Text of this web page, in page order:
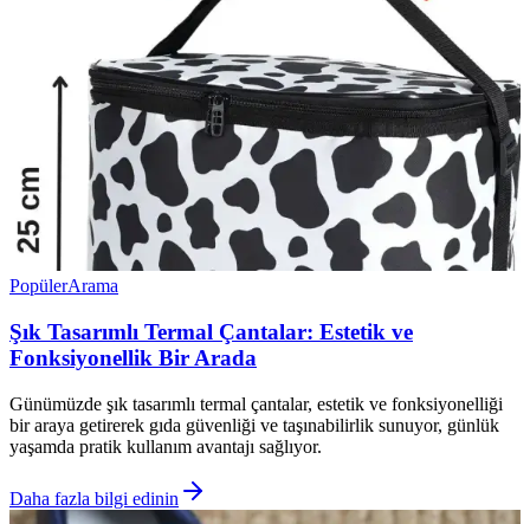
PopülerArama
Şık Tasarımlı Termal Çantalar: Estetik ve
Fonksiyonellik Bir Arada
Günümüzde şık tasarımlı termal çantalar, estetik ve fonksiyonelliği
bir araya getirerek gıda güvenliği ve taşınabilirlik sunuyor, günlük
yaşamda pratik kullanım avantajı sağlıyor.
Daha fazla bilgi edinin